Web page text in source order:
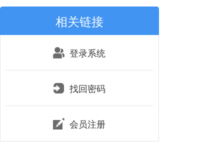
相关链接
登录系统
找回密码
会员注册